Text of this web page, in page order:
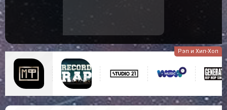
Рэп и Хип-Хоп